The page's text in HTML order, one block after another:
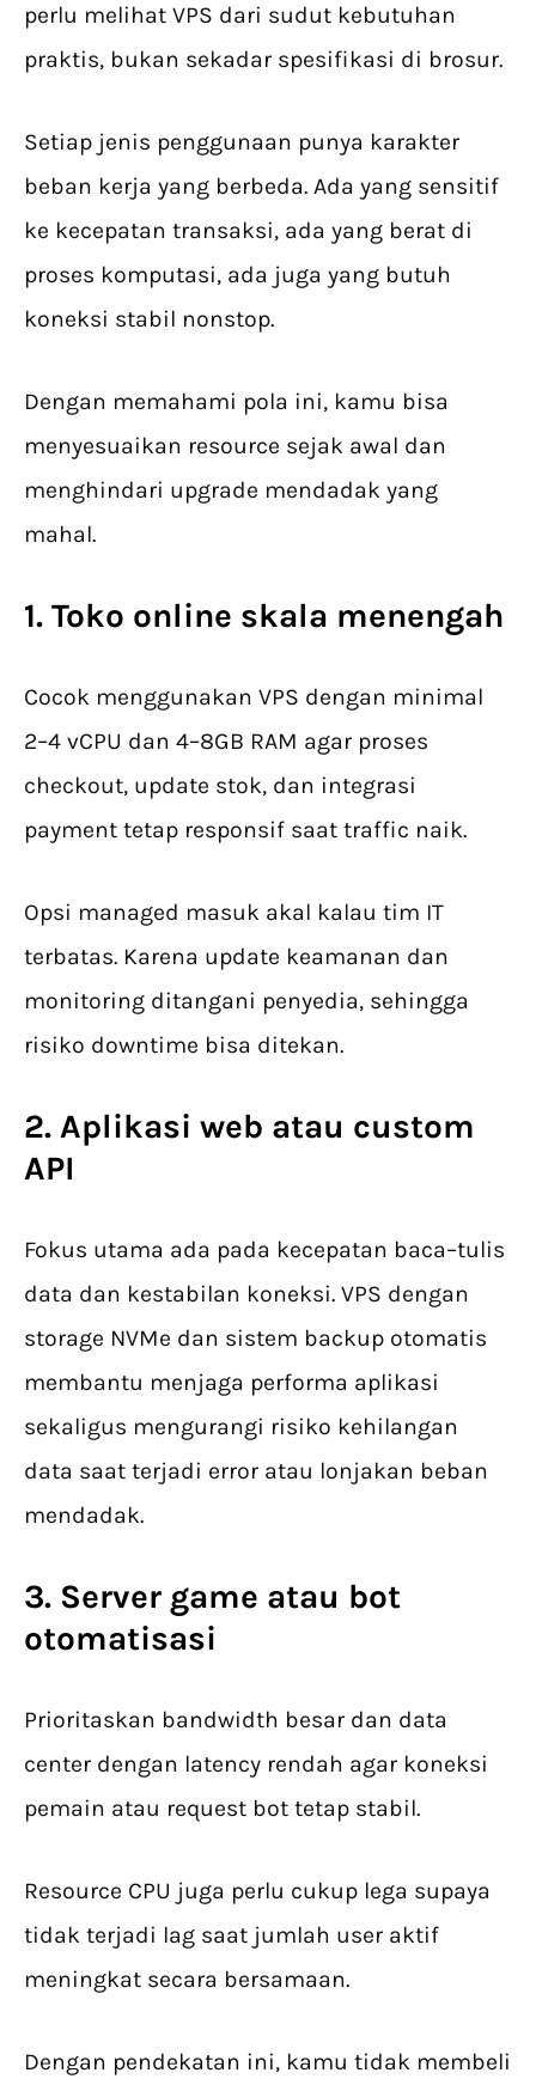
perlu melihat VPS dari sudut kebutuhan
praktis, bukan sekadar spesifikasi di brosur.
Setiap jenis penggunaan punya karakter
beban kerja yang berbeda. Ada yang sensitif
ke kecepatan transaksi, ada yang berat di
proses komputasi, ada juga yang butuh
koneksi stabil nonstop.
Dengan memahami pola ini, kamu bisa
menyesuaikan resource sejak awal dan
menghindari upgrade mendadak yang
mahal.
1. Toko online skala menengah
Cocok menggunakan VPS dengan minimal
2–4 vCPU dan 4–8GB RAM agar proses
checkout, update stok, dan integrasi
payment tetap responsif saat traffic naik.
Opsi managed masuk akal kalau tim IT
terbatas. Karena update keamanan dan
monitoring ditangani penyedia, sehingga
risiko downtime bisa ditekan.
2. Aplikasi web atau custom
API
Fokus utama ada pada kecepatan baca–tulis
data dan kestabilan koneksi. VPS dengan
storage NVMe dan sistem backup otomatis
membantu menjaga performa aplikasi
sekaligus mengurangi risiko kehilangan
data saat terjadi error atau lonjakan beban
mendadak.
3. Server game atau bot
otomatisasi
Prioritaskan bandwidth besar dan data
center dengan latency rendah agar koneksi
pemain atau request bot tetap stabil.
Resource CPU juga perlu cukup lega supaya
tidak terjadi lag saat jumlah user aktif
meningkat secara bersamaan.
Dengan pendekatan ini, kamu tidak membeli